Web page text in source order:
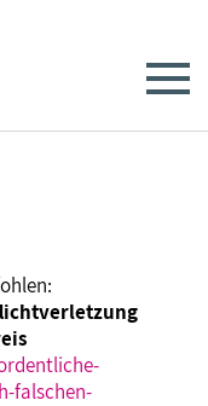
falschen-